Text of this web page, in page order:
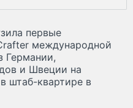
первые
международной
Германии,
и Швеции на
штаб-квартире в